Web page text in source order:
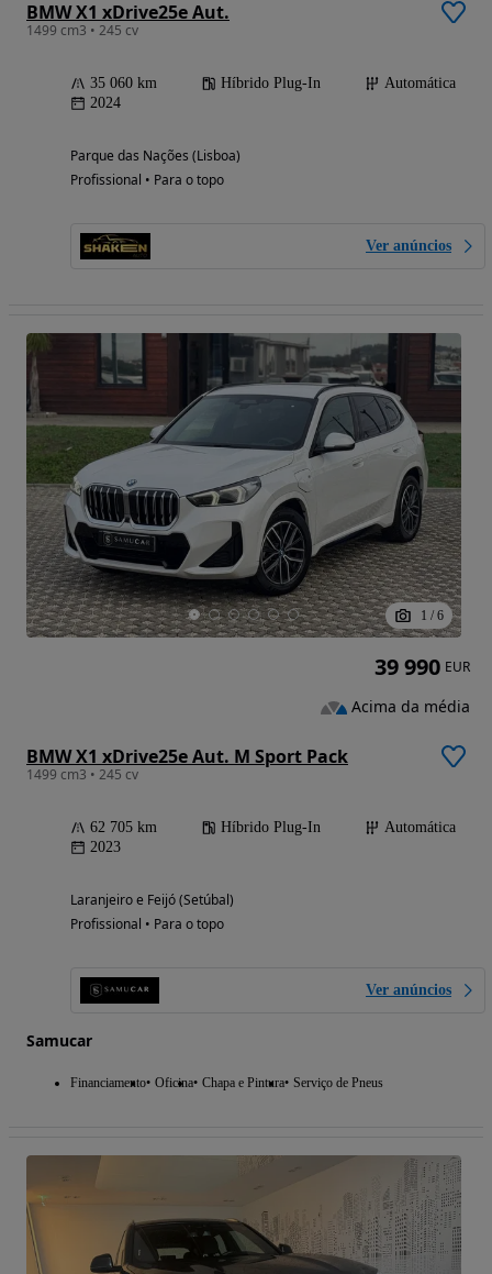
BMW X1 xDrive25e Aut.
1499 cm3 • 245 cv
35 060 km Híbrido Plug-In
Automática
2024
Parque das Nações (Lisboa)
Profissional • Para o topo
Ver anúncios
1 / 6
BMW X1 xDrive25e Aut. M Sport Pack
1499 cm3 • 245 cv
62 705 km Híbrido Plug-In
Automática
2023
Laranjeiro e Feijó (Setúbal)
Profissional • Para o topo
Ver anúncios
Samucar
Financiamento Oficina Chapa e Pintura Serviço de Pneus
39 990 EUR
Acima da média